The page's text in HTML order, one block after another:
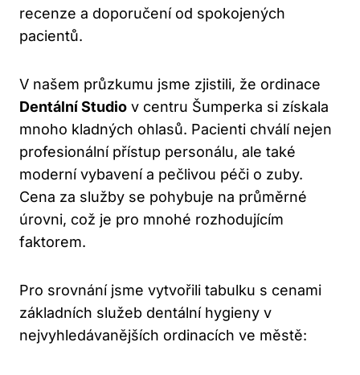
recenze a doporučení od spokojených
pacientů.
V našem průzkumu jsme zjistili, že ordinace
Dentální Studio v centru Šumperka si získala
mnoho kladných ohlasů. Pacienti chválí nejen
profesionální přístup personálu, ale také
moderní vybavení a pečlivou péči o zuby.
Cena za služby se pohybuje na průměrné
úrovni, což je pro mnohé rozhodujícím
faktorem.
Pro srovnání jsme vytvořili tabulku s cenami
základních služeb dentální hygieny v
nejvyhledávanějších ordinacích ve městě: